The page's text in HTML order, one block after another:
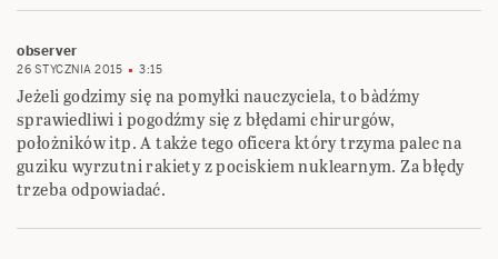
observer
26 STYCZNIA 2015 3:15
Jeżeli godzimy się na pomyłki nauczyciela, to bàdźmy
sprawiedliwi i pogodźmy się z błędami chirurgów,
położników itp. A także tego oficera który trzyma palec na
guziku wyrzutni rakiety z pociskiem nuklearnym. Za błędy
trzeba odpowiadać.